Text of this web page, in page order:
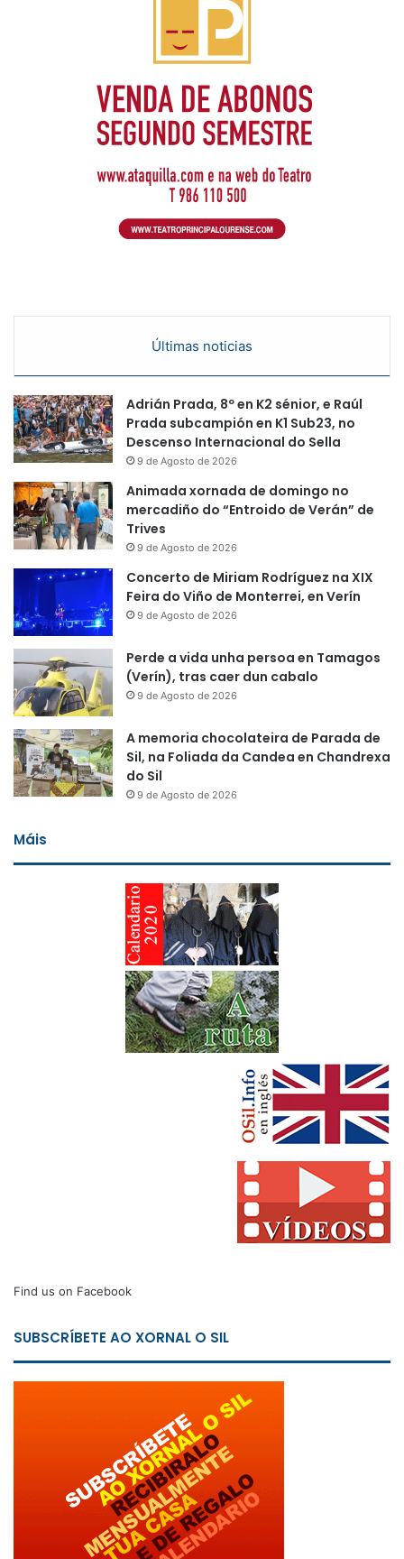
Últimas noticias
Adrián Prada, 8º en K2 sénior, e Raúl
Prada subcampión en K1 Sub23, no
Descenso Internacional do Sella
9 de Agosto de 2026
Animada xornada de domingo no
mercadiño do “Entroido de Verán” de
Trives
9 de Agosto de 2026
Concerto de Miriam Rodríguez na XIX
Feira do Viño de Monterrei, en Verín
9 de Agosto de 2026
Perde a vida unha persoa en Tamagos
(Verín), tras caer dun cabalo
9 de Agosto de 2026
A memoria chocolateira de Parada de
Sil, na Foliada da Candea en Chandrexa
do Sil
9 de Agosto de 2026
Máis
Find us on Facebook
SUBSCRÍBETE AO XORNAL O SIL